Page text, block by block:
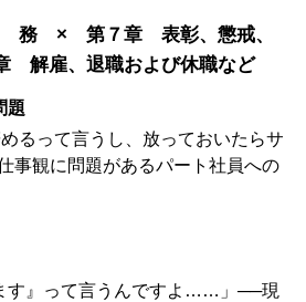
務 × 第７章 表彰、懲戒、
解雇、退職および休職など
題
めるって言うし、放っておいたらサ
事観に問題があるパート社員への
す』って言うんですよ …… 」 ──現